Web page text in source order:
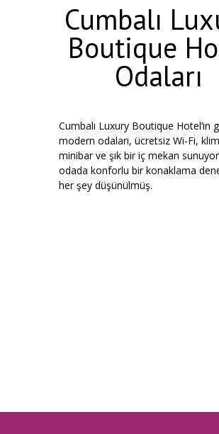
Cumbalı
Boutique
Odaları
Cumbalı Luxury Boutique Hotel’in
modern odaları, ücretsiz Wi-Fi,
minibar ve şık bir iç mekan
odada konforlu bir konaklama
her şey düşünülmüş.